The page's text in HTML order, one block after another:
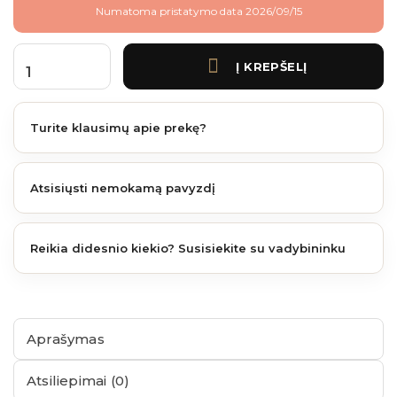
Numatoma pristatymo data 2026/09/15
produkto kiekis: Lauko virtuvės praustuvo komplektas – cotton spalvos
Į KREPŠELĮ
Turite klausimų apie prekę?
Atsisiųsti nemokamą pavyzdį
Reikia didesnio kiekio? Susisiekite su vadybininku
Aprašymas
Atsiliepimai (0)